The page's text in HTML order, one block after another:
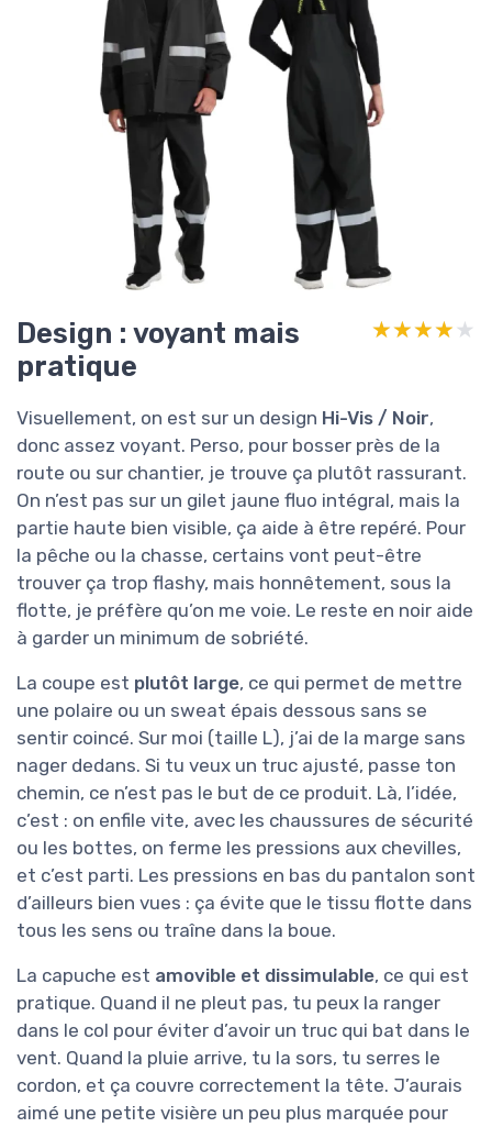
Design : voyant mais
pratique
★★★★★
★★★★★
Visuellement, on est sur un design Hi-Vis / Noir,
donc assez voyant. Perso, pour bosser près de la
route ou sur chantier, je trouve ça plutôt rassurant.
On n’est pas sur un gilet jaune fluo intégral, mais la
partie haute bien visible, ça aide à être repéré. Pour
la pêche ou la chasse, certains vont peut-être
trouver ça trop flashy, mais honnêtement, sous la
flotte, je préfère qu’on me voie. Le reste en noir aide
à garder un minimum de sobriété.
La coupe est plutôt large, ce qui permet de mettre
une polaire ou un sweat épais dessous sans se
sentir coincé. Sur moi (taille L), j’ai de la marge sans
nager dedans. Si tu veux un truc ajusté, passe ton
chemin, ce n’est pas le but de ce produit. Là, l’idée,
c’est : on enfile vite, avec les chaussures de sécurité
ou les bottes, on ferme les pressions aux chevilles,
et c’est parti. Les pressions en bas du pantalon sont
d’ailleurs bien vues : ça évite que le tissu flotte dans
tous les sens ou traîne dans la boue.
La capuche est amovible et dissimulable, ce qui est
pratique. Quand il ne pleut pas, tu peux la ranger
dans le col pour éviter d’avoir un truc qui bat dans le
vent. Quand la pluie arrive, tu la sors, tu serres le
cordon, et ça couvre correctement la tête. J’aurais
aimé une petite visière un peu plus marquée pour